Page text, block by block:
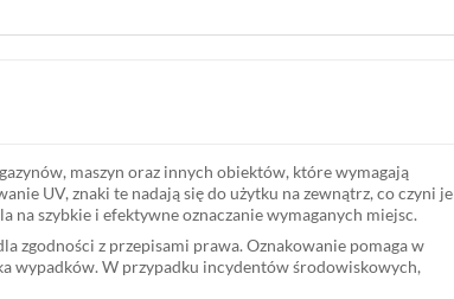
maszyn oraz innych obiektów, które wymagają
UV, znaki te nadają się do użytku na zewnątrz, co czyni je
na szybkie i efektywne oznaczanie wymaganych miejsc.
zgodności z przepisami prawa. Oznakowanie pomaga w
wypadków. W przypadku incydentów środowiskowych,